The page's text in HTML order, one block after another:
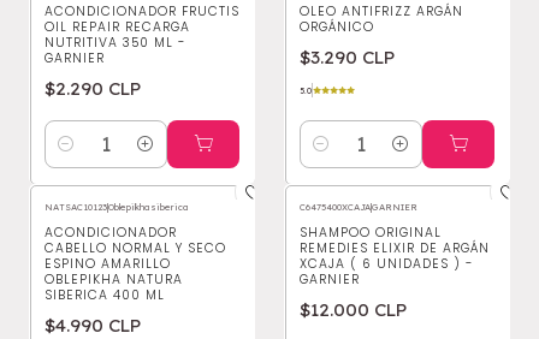
ACONDICIONADOR FRUCTIS
OIL REPAIR RECARGA
NUTRITIVA 350 ML -
GARNIER
$2.290 CLP
Cantidad
OLEO ANTIFRIZZ ARGÁN
ORGÁNICO
$3.290 CLP
5.0
Cantidad
NATSAC10123|Oblepikha siberica
ACONDICIONADOR
CABELLO NORMAL Y SECO
ESPINO AMARILLO
OBLEPIKHA NATURA
SIBERICA 400 ML
$4.990 CLP
C6475400XCAJA|GARNIER
SHAMPOO ORIGINAL
REMEDIES ELIXIR DE ARGÁN
XCAJA ( 6 UNIDADES ) -
GARNIER
$12.000 CLP